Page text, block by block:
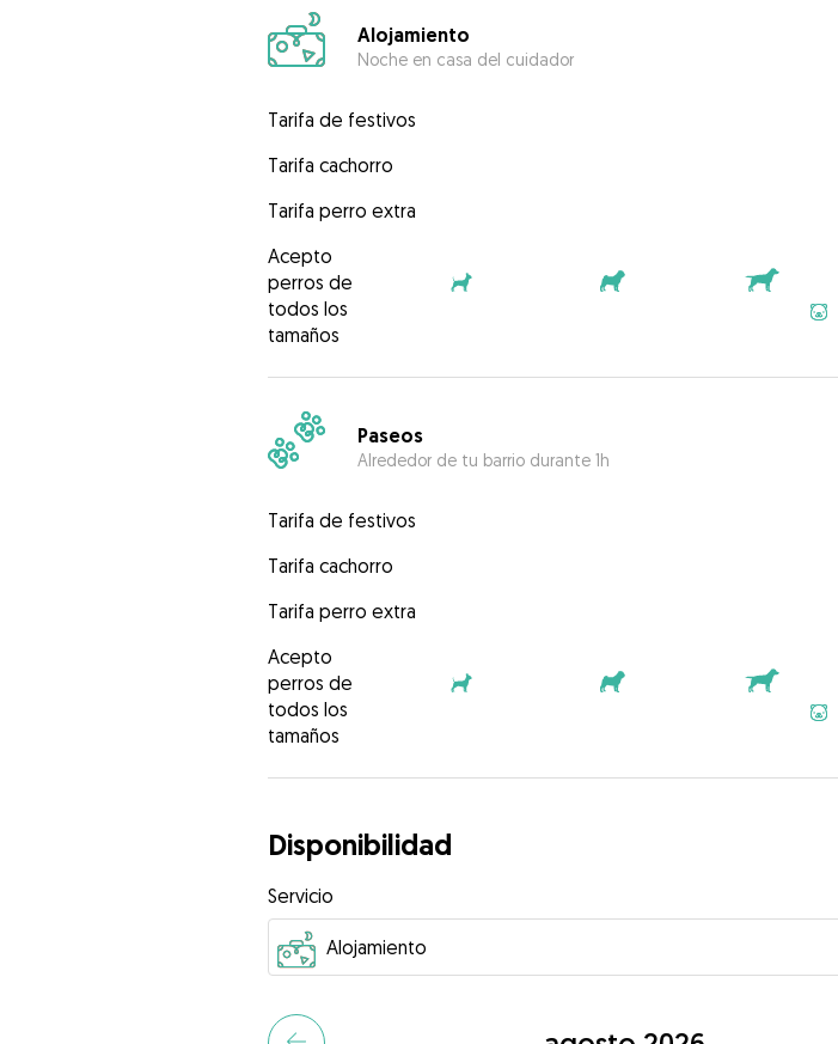
Alojamiento
Noche en casa del cuidador
Tarifa de festivos
Tarifa cachorro
Tarifa perro extra
Acepto
perros de
todos los
tamaños
Paseos
Alrededor de tu barrio durante 1h
Tarifa de festivos
Tarifa cachorro
Tarifa perro extra
Acepto
perros de
todos los
tamaños
Disponibilidad
Servicio